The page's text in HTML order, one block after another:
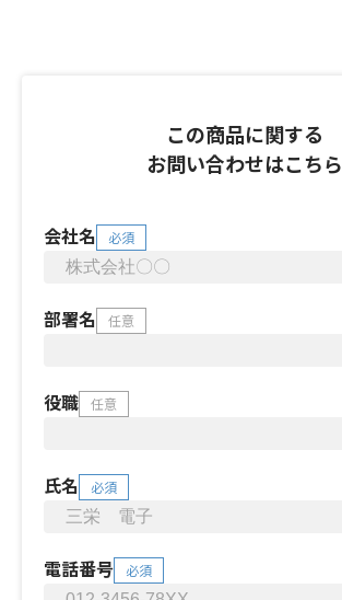
この商品に関する
お問い合わせはこちら
会社名 必須
部署名 任意
役職 任意
氏名 必須
電話番号 必須